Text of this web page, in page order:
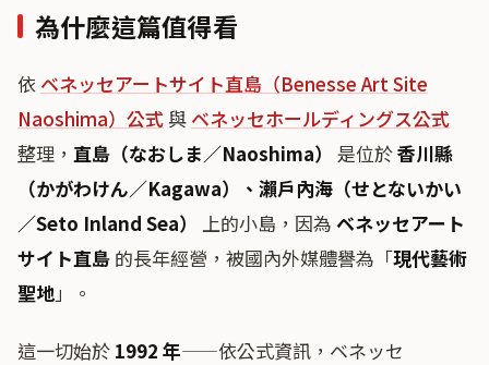
為什麼這篇值得看
依 ベネッセアートサイト直島（Benesse Art Site
Naoshima）公式與 ベネッセホールディングス公式
整理， 直島（なおしま／Naoshima） 是位於香川縣
（かがわけん／Kagawa）、瀨戶內海（せとないかい
／Seto Inland Sea）
上的小島，因為 ベネッセアート
サイト直島 的長年經營，被國內外媒體譽為「現代藝術
聖地」。
這一切始於 1992 年——依公式資訊，ベネッセ